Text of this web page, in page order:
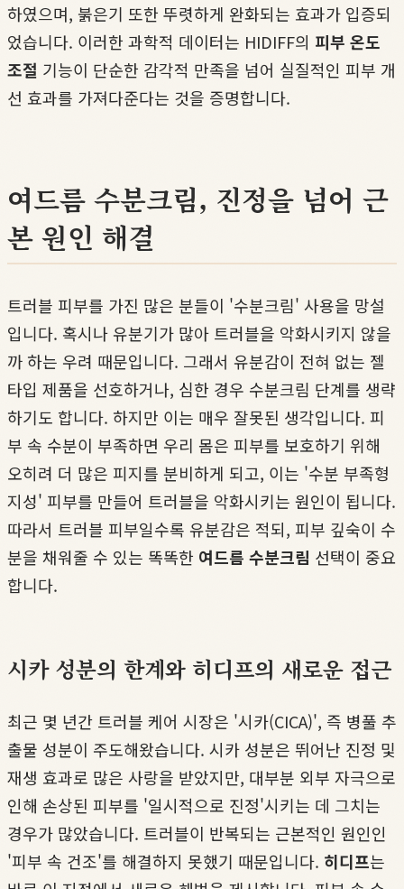
하였으며, 붉은기 또한 뚜렷하게 완화되는 효과가 입증되
었습니다. 이러한 과학적 데이터는 HIDIFF의 피부 온도
조절 기능이 단순한 감각적 만족을 넘어 실질적인 피부 개
선 효과를 가져다준다는 것을 증명합니다.
여드름 수분크림, 진정을 넘어 근
본 원인 해결
트러블 피부를 가진 많은 분들이 '수분크림' 사용을 망설
입니다. 혹시나 유분기가 많아 트러블을 악화시키지 않을
까 하는 우려 때문입니다. 그래서 유분감이 전혀 없는 젤
타입 제품을 선호하거나, 심한 경우 수분크림 단계를 생략
하기도 합니다. 하지만 이는 매우 잘못된 생각입니다. 피
부 속 수분이 부족하면 우리 몸은 피부를 보호하기 위해
오히려 더 많은 피지를 분비하게 되고, 이는 '수분 부족형
지성' 피부를 만들어 트러블을 악화시키는 원인이 됩니다.
따라서 트러블 피부일수록 유분감은 적되, 피부 깊숙이 수
분을 채워줄 수 있는 똑똑한 여드름 수분크림 선택이 중요
합니다.
시카 성분의 한계와 히디프의 새로운 접근
최근 몇 년간 트러블 케어 시장은 '시카(CICA)', 즉 병풀 추
출물 성분이 주도해왔습니다. 시카 성분은 뛰어난 진정 및
재생 효과로 많은 사랑을 받았지만, 대부분 외부 자극으로
인해 손상된 피부를 '일시적으로 진정'시키는 데 그치는
경우가 많았습니다. 트러블이 반복되는 근본적인 원인인
'피부 속 건조'를 해결하지 못했기 때문입니다. 히디프는